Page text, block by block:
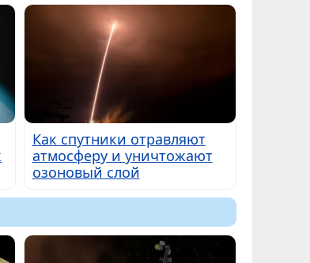
Как спутники отравляют
атмосферу и уничтожают
озоновый слой